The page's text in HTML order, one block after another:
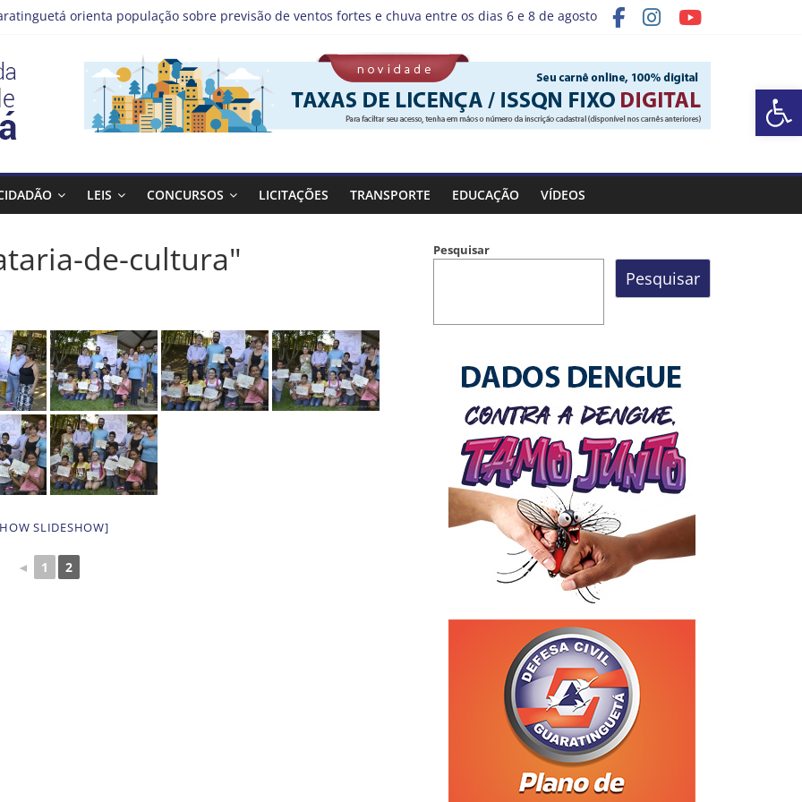
orienta população sobre previsão de ventos fortes e chuva entre os dias 6 e 8 de agosto
| Programação de Agosto
a Prefeitura de Guaratinguetá realiza mais uma edição do programa “Sábado Saúde”
atenderá o seguinte bairro neste sábado, (08)
LEIS CONCURSOS LICITAÇÕES TRANSPORTE EDUCAÇÃO VÍDEOS
de-cultura"
SLIDESHOW]
◄ 1 2
Pesquisar
Pesquisar